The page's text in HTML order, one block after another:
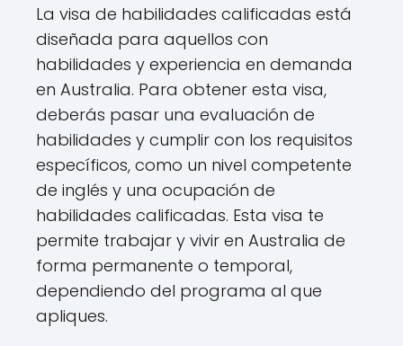
La visa de habilidades calificadas está
diseñada para aquellos con
habilidades y experiencia en demanda
en Australia. Para obtener esta visa,
deberás pasar una evaluación de
habilidades y cumplir con los requisitos
específicos, como un nivel competente
de inglés y una ocupación de
habilidades calificadas. Esta visa te
permite trabajar y vivir en Australia de
forma permanente o temporal,
dependiendo del programa al que
apliques.